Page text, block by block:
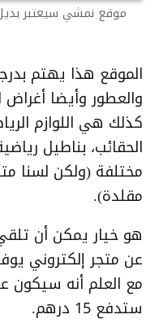
موقع نمشي سيعتبر
الموقع هذا يهتم
والعطور وأيضا أغراض
كذلك هي اللوازم
الحقائب، بناطيل
مختلفة (ولكن لسنا
مقلدة).
هو خيار يمكن أن
عن متجر إلكتروني
مع العلم أنه سيكون
ستدفع 15 درهم.